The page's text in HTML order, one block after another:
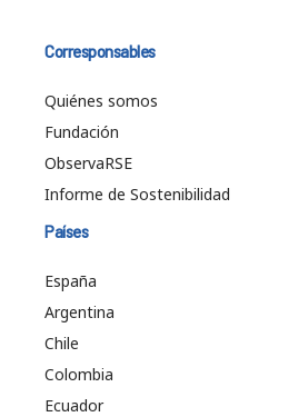
Corresponsables
Quiénes somos
Fundación
ObservaRSE
Informe de Sostenibilidad
Países
España
Argentina
Chile
Colombia
Ecuador